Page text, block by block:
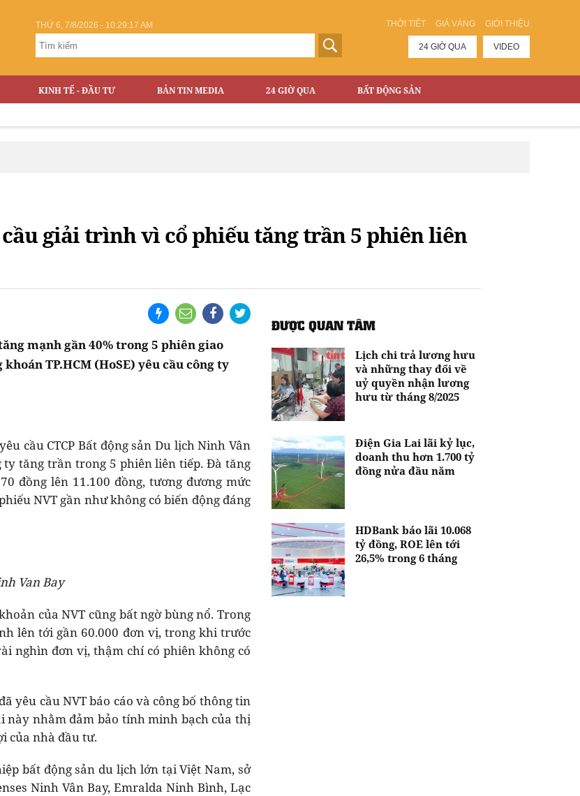
THỜI TIẾT GIÁ VÀNG GIỚI THIỆU
THỨ 6, 7/8/2026 - 10:29:18 AM
24 GIỜ QUA VIDEO
KINH TẾ - ĐẦU TƯ BẢN TIN MEDIA 24 GIỜ QUA BẤT ĐỘNG SẢN
cầu giải trình vì cổ phiếu tăng trần 5 phiên liên
mạnh gần 40% trong 5 phiên giao
TP.HCM (HoSE) yêu cầu công ty
cầu CTCP Bất động sản Du lịch Ninh Vân
ty tăng trần trong 5 phiên liên tiếp. Đà tăng
đồng lên 11.100 đồng, tương đương mức
NVT gần như không có biến động đáng
Van Bay
của NVT cũng bất ngờ bùng nổ. Trong
lên tới gần 60.000 đơn vị, trong khi trước
nghìn đơn vị, thậm chí có phiên không có
yêu cầu NVT báo cáo và công bố thông tin
này nhằm đảm bảo tính minh bạch của thị
của nhà đầu tư.
bất động sản du lịch lớn tại Việt Nam, sở
Ninh Vân Bay, Emralda Ninh Bình, Lạc
ĐƯỢC QUAN TÂM
Lịch chi trả lương hưu
và những thay đổi về
uỷ quyền nhận lương
hưu từ tháng 8/2025
Điện Gia Lai lãi kỷ lục,
doanh thu hơn 1.700 tỷ
đồng nửa đầu năm
HDBank báo lãi 10.068
tỷ đồng, ROE lên tới
26,5% trong 6 tháng